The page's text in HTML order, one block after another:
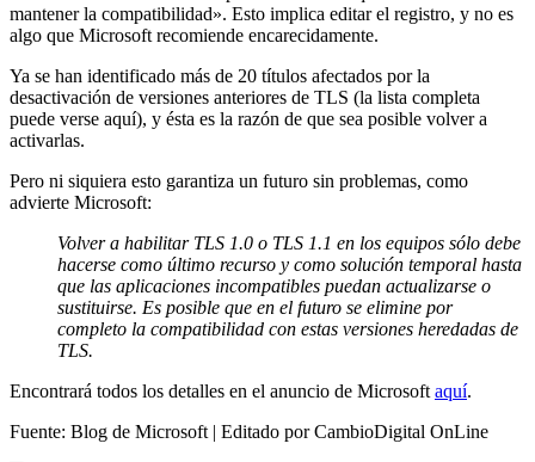
mantener la compatibilidad». Esto implica editar el registro, y no es
algo que Microsoft recomiende encarecidamente.
Ya se han identificado más de 20 títulos afectados por la
desactivación de versiones anteriores de TLS (la lista completa
puede verse aquí), y ésta es la razón de que sea posible volver a
activarlas.
Pero ni siquiera esto garantiza un futuro sin problemas, como
advierte Microsoft:
Volver a habilitar TLS 1.0 o TLS 1.1 en los equipos sólo debe
hacerse como último recurso y como solución temporal hasta
que las aplicaciones incompatibles puedan actualizarse o
sustituirse. Es posible que en el futuro se elimine por
completo la compatibilidad con estas versiones heredadas de
TLS.
Encontrará todos los detalles en el anuncio de Microsoft aquí.
Fuente: Blog de Microsoft | Editado por CambioDigital OnLine